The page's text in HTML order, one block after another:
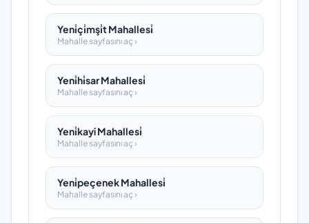
Yeni̇çi̇mşi̇t Mahallesi̇
Mahalle sayfasını aç ›
Yeni̇hi̇sar Mahallesi̇
Mahalle sayfasını aç ›
Yeni̇kayi Mahallesi̇
Mahalle sayfasını aç ›
Yeni̇peçenek Mahallesi̇
Mahalle sayfasını aç ›